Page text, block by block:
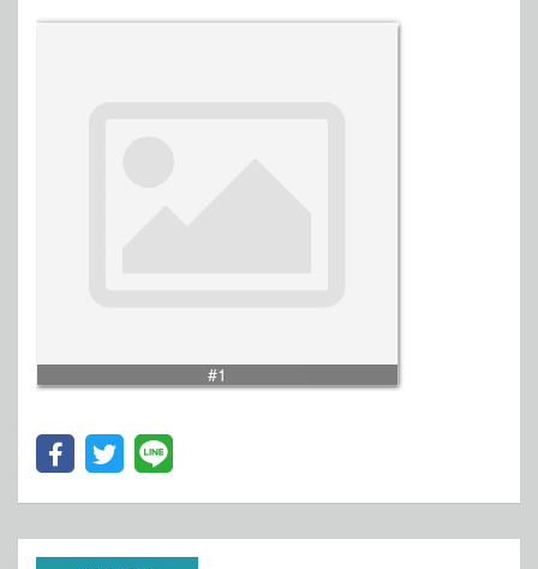
#1